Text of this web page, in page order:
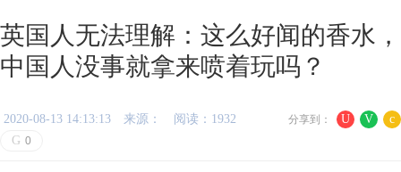
英国人无法理解：这么好闻的香水，
中国人没事就拿来喷着玩吗？
U V c
分享到：
2020-08-13 14:13:13 来源：
阅读：1932
G 0